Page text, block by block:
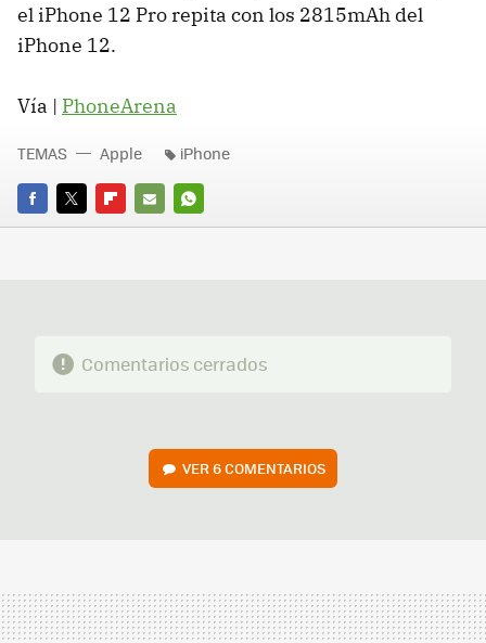
el iPhone 12 Pro repita con los 2815mAh del
iPhone 12.
Vía | PhoneArena
FACEBOOK
TWITTERFLIPBOARD
E-
WHATSAPP
TEMAS Apple iPhone
Comentarios cerrados
VER6 COMENTARIOS